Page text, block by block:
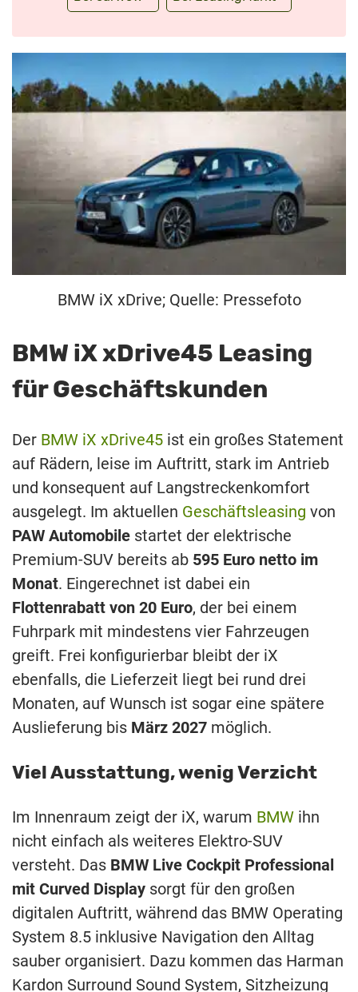
BMW iX xDrive; Quelle: Pressefoto
BMW iX xDrive45 Leasing
für Geschäftskunden
Der BMW iX xDrive45 ist ein großes Statement
auf Rädern, leise im Auftritt, stark im Antrieb
und konsequent auf Langstreckenkomfort
ausgelegt. Im aktuellen Geschäftsleasing von
PAW Automobile startet der elektrische
Premium-SUV bereits ab 595 Euro netto im
Monat. Eingerechnet ist dabei ein
Flottenrabatt von 20 Euro, der bei einem
Fuhrpark mit mindestens vier Fahrzeugen
greift. Frei konfigurierbar bleibt der iX
ebenfalls, die Lieferzeit liegt bei rund drei
Monaten, auf Wunsch ist sogar eine spätere
Auslieferung bis März 2027 möglich.
Viel Ausstattung, wenig Verzicht
Im Innenraum zeigt der iX, warum BMW ihn
nicht einfach als weiteres Elektro-SUV
versteht. Das BMW Live Cockpit Professional
mit Curved Display sorgt für den großen
digitalen Auftritt, während das BMW Operating
System 8.5 inklusive Navigation den Alltag
sauber organisiert. Dazu kommen das Harman
Kardon Surround Sound System, Sitzheizung